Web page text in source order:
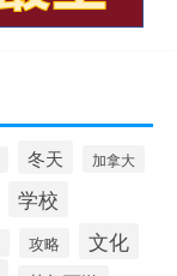
冬天 加拿大
学校
攻略 文化